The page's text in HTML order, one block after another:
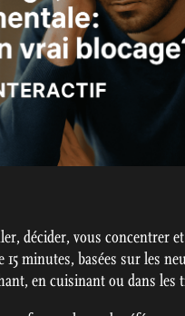
décider, vous concentrer
15 minutes, basées sur les
en cuisinant ou dans les